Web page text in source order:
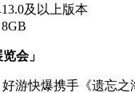
及以上版本
会」
好游快爆携手《遗忘之